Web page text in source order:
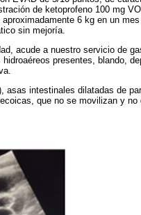
de ketoprofeno 100 mg
6 kg en un
sin mejoría.
acude a nuestro servicio de
presentes, blando,
intestinales dilatadas de
que no se movilizan y no